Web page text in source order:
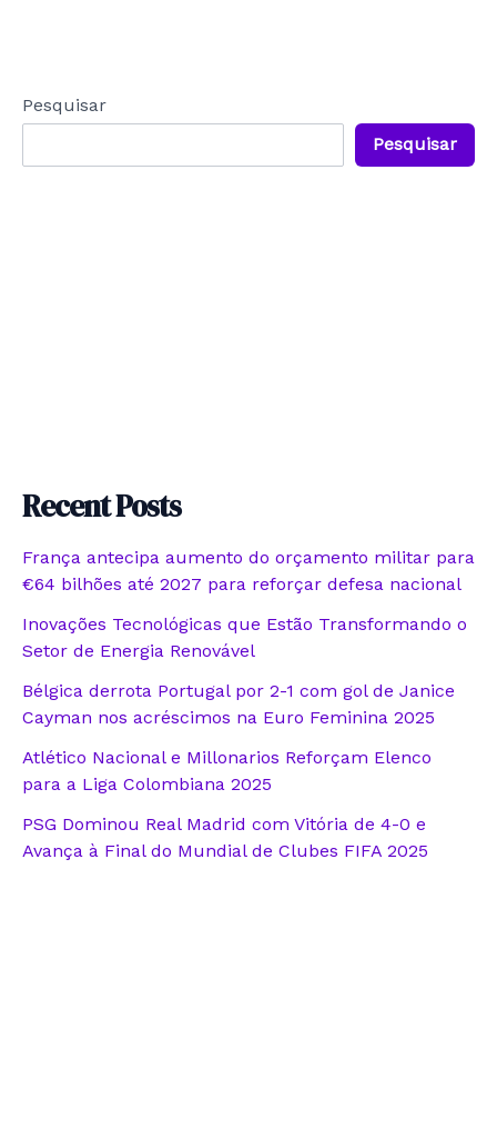
Pesquisar
Pesquisar
Recent Posts
França antecipa aumento do orçamento militar para
€64 bilhões até 2027 para reforçar defesa nacional
Inovações Tecnológicas que Estão Transformando o
Setor de Energia Renovável
Bélgica derrota Portugal por 2-1 com gol de Janice
Cayman nos acréscimos na Euro Feminina 2025
Atlético Nacional e Millonarios Reforçam Elenco
para a Liga Colombiana 2025
PSG Dominou Real Madrid com Vitória de 4-0 e
Avança à Final do Mundial de Clubes FIFA 2025